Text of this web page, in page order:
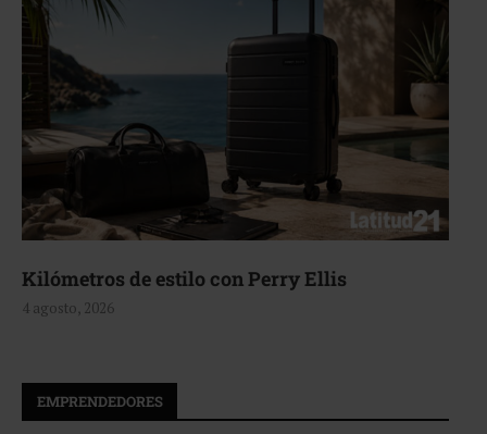
Kilómetros de estilo con Perry Ellis
4 agosto, 2026
EMPRENDEDORES